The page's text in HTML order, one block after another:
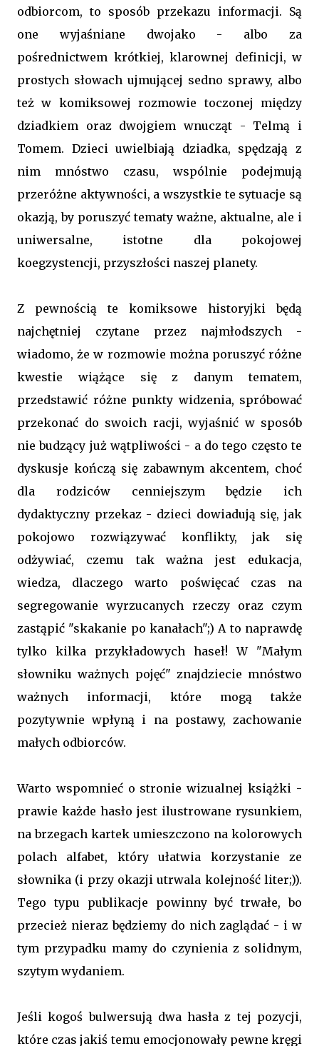
odbiorcom, to sposób przekazu informacji. Są
one wyjaśniane dwojako - albo za
pośrednictwem krótkiej, klarownej definicji, w
prostych słowach ujmującej sedno sprawy, albo
też w komiksowej rozmowie toczonej między
dziadkiem oraz dwojgiem wnucząt - Telmą i
Tomem. Dzieci uwielbiają dziadka, spędzają z
nim mnóstwo czasu, wspólnie podejmują
przeróżne aktywności, a wszystkie te sytuacje są
okazją, by poruszyć tematy ważne, aktualne, ale i
uniwersalne, istotne dla pokojowej
koegzystencji, przyszłości naszej planety.
Z pewnością te komiksowe historyjki będą
najchętniej czytane przez najmłodszych -
wiadomo, że w rozmowie można poruszyć różne
kwestie wiążące się z danym tematem,
przedstawić różne punkty widzenia, spróbować
przekonać do swoich racji, wyjaśnić w sposób
nie budzący już wątpliwości - a do tego często te
dyskusje kończą się zabawnym akcentem, choć
dla rodziców cenniejszym będzie ich
dydaktyczny przekaz - dzieci dowiadują się, jak
pokojowo rozwiązywać konflikty, jak się
odżywiać, czemu tak ważna jest edukacja,
wiedza, dlaczego warto poświęcać czas na
segregowanie wyrzucanych rzeczy oraz czym
zastąpić "skakanie po kanałach";) A to naprawdę
tylko kilka przykładowych haseł! W "Małym
słowniku ważnych pojęć" znajdziecie mnóstwo
ważnych informacji, które mogą także
pozytywnie wpłyną i na postawy, zachowanie
małych odbiorców.
Warto wspomnieć o stronie wizualnej książki -
prawie każde hasło jest ilustrowane rysunkiem,
na brzegach kartek umieszczono na kolorowych
polach alfabet, który ułatwia korzystanie ze
słownika (i przy okazji utrwala kolejność liter;)).
Tego typu publikacje powinny być trwałe, bo
przecież nieraz będziemy do nich zaglądać - i w
tym przypadku mamy do czynienia z solidnym,
szytym wydaniem.
Jeśli kogoś bulwersują dwa hasła z tej pozycji,
które czas jakiś temu emocjonowały pewne kręgi